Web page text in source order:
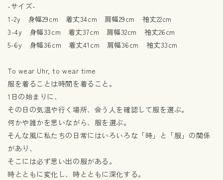
-サイズ-
1-2y 身幅29cm 着丈34cm 肩幅29cm 袖丈22cm
3-4y 身幅33cm 着丈37cm 肩幅32cm 袖丈26cm
5-6y 身幅36cm 着丈41cm 肩幅36cm 袖丈33cm
To wear Uhr, to wear time
服を着ることは時間を着ること。
1日の始まりに、
その日の気温や行く場所、会う人を確認して服を選ぶ。
何かや誰かを思いながら、服を選ぶ。
そんな風に私たちの日常にはいろいろな「時」と「服」の関係
があり、
そこには必ず思い出の服がある。
時とともに変化し、時とともに深化する。